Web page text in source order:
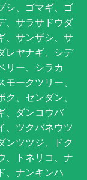
シ、ゴマギ、ゴ
、サラサドウダ
、サンザシ、サ
レヤナギ、シデ
リー、シラカ
ークツリー、
、センダン、
、ダンコウバ
、ツクバネウツ
ンツツジ、ドク
、トネリコ、ナ
、ナンキンハ